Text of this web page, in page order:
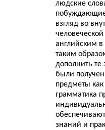
людские
взгляд во
английским
таким
дополнить
были
предметы
грамматика
знаний и